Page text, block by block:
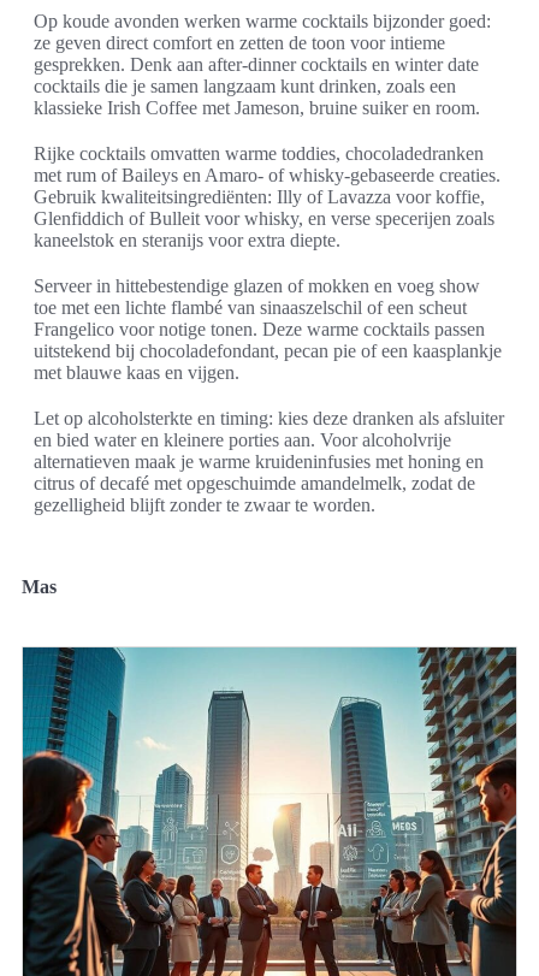
Op koude avonden werken warme cocktails bijzonder goed:
ze geven direct comfort en zetten de toon voor intieme
gesprekken. Denk aan after-dinner cocktails en winter date
cocktails die je samen langzaam kunt drinken, zoals een
klassieke Irish Coffee met Jameson, bruine suiker en room.
Rijke cocktails omvatten warme toddies, chocoladedranken
met rum of Baileys en Amaro- of whisky-gebaseerde creaties.
Gebruik kwaliteitsingrediënten: Illy of Lavazza voor koffie,
Glenfiddich of Bulleit voor whisky, en verse specerijen zoals
kaneelstok en steranijs voor extra diepte.
Serveer in hittebestendige glazen of mokken en voeg show
toe met een lichte flambé van sinaaszelschil of een scheut
Frangelico voor notige tonen. Deze warme cocktails passen
uitstekend bij chocoladefondant, pecan pie of een kaasplankje
met blauwe kaas en vijgen.
Let op alcoholsterkte en timing: kies deze dranken als afsluiter
en bied water en kleinere porties aan. Voor alcoholvrije
alternatieven maak je warme kruideninfusies met honing en
citrus of decafé met opgeschuimde amandelmelk, zodat de
gezelligheid blijft zonder te zwaar te worden.
Mas